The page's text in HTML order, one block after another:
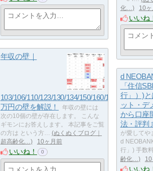
化…
10
いいね
年収の壁｜
103/106/110/123/130/134/150/160/180/188/201
万円の壁を解説！
年収の壁には
次の10個の壁が存在します。 こんな
ギモンにお答えします。 本記事をご覧
の方は という方…
ぬくぬくブログ｜
超高齢化…
10ヶ月前
いいね！ 0
d
「住信
行」）)と
ット・デ
から口座
法・評判
が愛してや
d
行」) 手数
齢化…
10
いいね